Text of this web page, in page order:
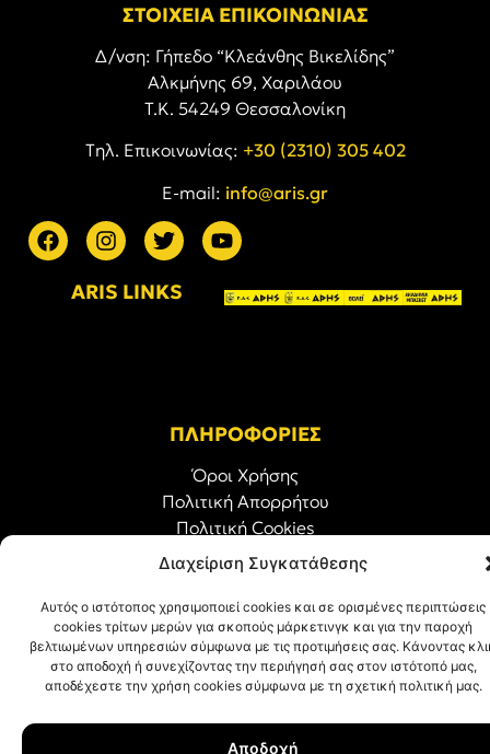
Διαχείριση Συγκατάθεσης
Αυτός ο ιστότοπος χρησιμοποιεί cookies και σε ορισμένες περιπτώσεις
cookies τρίτων μερών για σκοπούς μάρκετινγκ και για την παροχή
βελτιωμένων υπηρεσιών σύμφωνα με τις προτιμήσεις σας. Κάνοντας
στο αποδοχή ή συνεχίζοντας την περιήγησή σας στον ιστότοπό μας,
αποδέχεστε την χρήση cookies σύμφωνα με τη σχετική πολιτική μας.
Αποδοχή
ΣΤΟΙΧΕΙΑ ΕΠΙΚΟΙΝΩΝΙΑΣ
Δ/νση: Γήπεδο “Κλεάνθης Βικελίδης”
Αλκμήνης 69, Χαριλάου
Τ.Κ. 54249 Θεσσαλονίκη
Tηλ. Επικοινωνίας: +30 (2310) 305 402
E-mail: info@aris.gr
ARIS LINKS
ΠΛΗΡΟΦΟΡΙΕΣ
Όροι Χρήσης
Πολιτική Απορρήτου
Πολιτική Cookies
© ΑΡΗΣ Α.Σ. All rights reserved.
Web design & development with ❤︎ by
Creative Kind